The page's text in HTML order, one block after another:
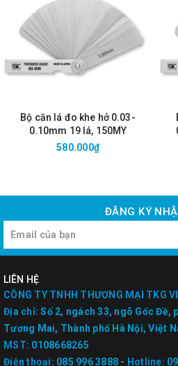
Bộ căn lá đo khe hở 0.03-
0.10mm 19 lá, 150MY
580.000₫
ĐĂNG KÝ
LIÊN HỆ
CÔNG TY TNHH THƯƠNG MẠI TKG
Địa chỉ: Số 2, ngách 33, ngõ Gốc Đề,
Tương Mai, Thành phố Hà Nội, Việt
MST: 0108668265
Điện thoại: 085 996 3888 - Hotline: